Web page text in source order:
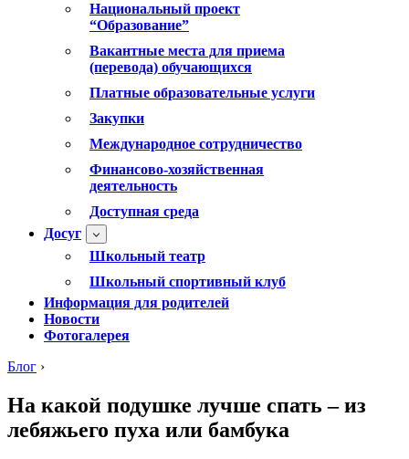
Национальный проект
“Образование”
Вакантные места для приема
(перевода) обучающихся
Платные образовательные услуги
Закупки
Международное сотрудничество
Финансово-хозяйственная
деятельность
Доступная среда
Досуг
Школьный театр
Школьный спортивный клуб
Информация для родителей
Новости
Фотогалерея
Блог ›
На какой подушке лучше спать – из
лебяжьего пуха или бамбука